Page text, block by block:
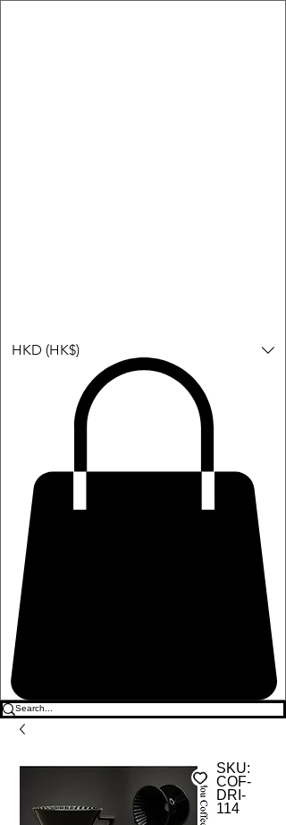
HKD (HK$)
SKU:
COF-
DRI-
114